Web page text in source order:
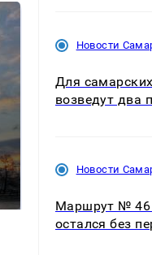
В магазинах
Новости
Для
возведут два
Новости
Маршрут № 46
остался без